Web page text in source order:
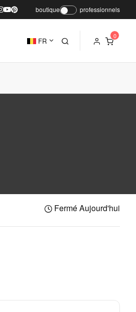
boutique professionnels
FR
Fermé Aujourd'hui